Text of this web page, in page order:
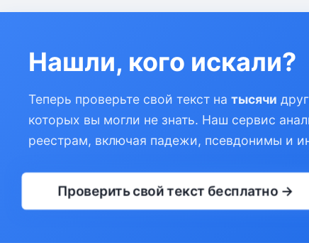
Нашли, кого искали?
Теперь проверьте свой текст на тысячи
которых вы могли не знать. Наш сервис
реестрам, включая падежи, псевдонимы и
Проверить свой текст бесплатно →